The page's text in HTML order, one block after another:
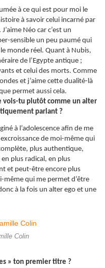
à ce qui est pour moi le
à savoir celui incarné par
J’aime Néo car c’est un
sensible un peu paumé qui
monde réel. Quant à Nubis,
de l’Egypte antique ;
et celui des morts. Comme
et j’aime cette dualité-là
permet aussi cela.
vois-tu plutôt comme un alter
parlant ?
à l’adolescence afin de me
de moi-même qui
plus authentique,
plus radical, en plus
et peut-être encore plus
même qui me permet d’être
à la fois un alter ego et une
Colin
» ton premier titre ?